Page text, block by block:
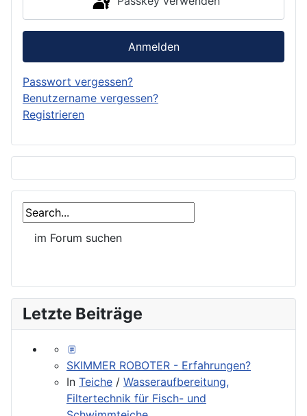
Anmelden
Passwort vergessen?
Benutzername vergessen?
Registrieren
Letzte Beiträge
SKIMMER ROBOTER - Erfahrungen?
In Teiche / Wasseraufbereitung,
Filtertechnik für Fisch- und